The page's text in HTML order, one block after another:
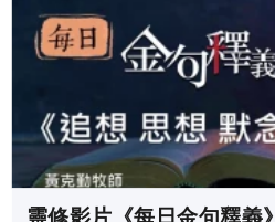
靈修影片《每日金句釋義